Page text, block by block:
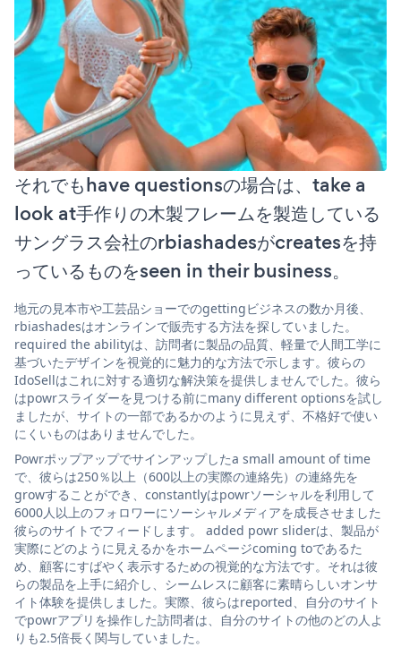
それでもhave questionsの場合は、take a
look at手作りの木製フレームを製造している
サングラス会社のrbiashadesがcreatesを持
っているものをseen in their business。
地元の見本市や工芸品ショーでのgettingビジネスの数か月後、
rbiashadesはオンラインで販売する方法を探していました。
required the abilityは、訪問者に製品の品質、軽量で人間工学に
基づいたデザインを視覚的に魅力的な方法で示します。彼らの
IdoSellはこれに対する適切な解決策を提供しませんでした。彼ら
はpowrスライダーを見つける前にmany different optionsを試し
ましたが、サイトの一部であるかのように見えず、不格好で使い
にくいものはありませんでした。
Powrポップアップでサインアップしたa small amount of time
で、彼らは250％以上（600以上の実際の連絡先）の連絡先を
growすることができ、constantlyはpowrソーシャルを利用して
6000人以上のフォロワーにソーシャルメディアを成長させました
彼らのサイトでフィードします。 added powr sliderは、製品が
実際にどのように見えるかをホームページcoming toであるた
め、顧客にすばやく表示するための視覚的な方法です。それは彼
らの製品を上手に紹介し、シームレスに顧客に素晴らしいオンサ
イト体験を提供しました。実際、彼らはreported、自分のサイト
でpowrアプリを操作した訪問者は、自分のサイトの他のどの人よ
りも2.5倍長く関与していました。